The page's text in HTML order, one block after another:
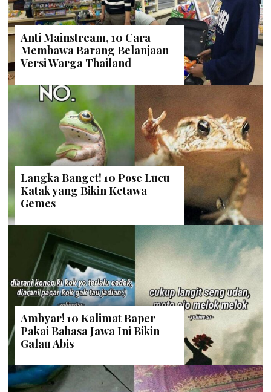
Anti Mainstream, 10 Cara
Membawa Barang Belanjaan
Versi Warga Thailand
Langka Banget! 10 Pose Lucu
Katak yang Bikin Ketawa
Gemes
Ambyar! 10 Kalimat Baper
Pakai Bahasa Jawa Ini Bikin
Galau Abis